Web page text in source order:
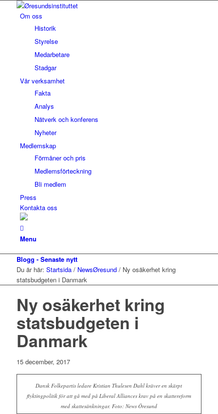
Om oss
Historik
Styrelse
Medarbetare
Stadgar
Vår verksamhet
Fakta
Analys
Nätverk och konferens
Nyheter
Medlemskap
Förmåner och pris
Medlemsförteckning
Bli medlem
Press
Kontakta oss
Menu
Blogg - Senaste nytt
Du är här: Startsida / NewsØresund / Ny osäkerhet kring
statsbudgeten i Danmark
Ny osäkerhet kring
statsbudgeten i
Danmark
15 december, 2017
Dansk Folkepartis ledare Kristian Thulesen Dahl kräver en skärpt
flyktingpolitik för att gå med på Liberal Alliances krav på en skattereform
med skattesänkningar. Foto: News Öresund